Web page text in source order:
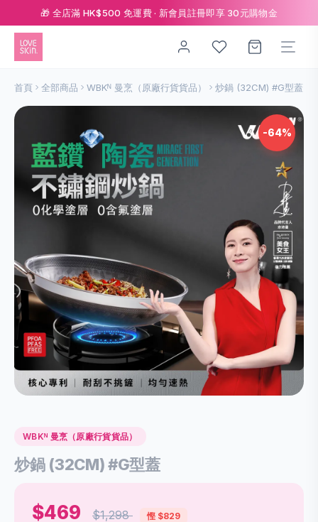
🎁 全店滿 HK$500 免運費 · 新會員註冊即享 30元購物金
首頁 全部商品 WBKᴺ 曼烹（原廠行貨貨品） 炒鍋 (32CM) #G型蓋
-64%
WBKᴺ 曼烹（原廠行貨貨品）
炒鍋 (32CM) #G型蓋
$469 $1,298 慳 $829